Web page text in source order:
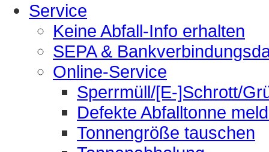
Service
Keine Abfall-Info erhalten
SEPA &
Online-Service
Sperrmüll/[E-]Schrott/
Defekte Abfalltonne
Tonnengröße tauschen